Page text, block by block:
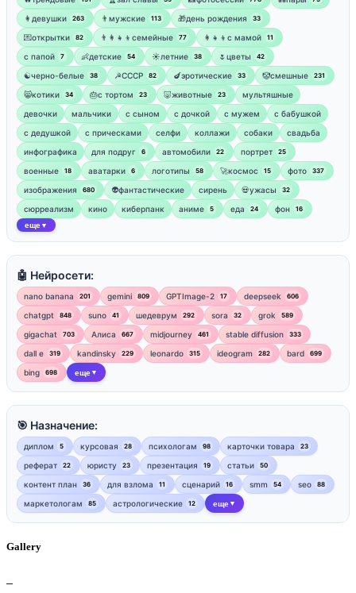
👩девушки 263 👨мужские 113 🎁день рождения 33
💌открытки 82 👨‍👩‍👧‍👦семейные 77 👩‍👧‍👦с мамой 11
‍с папой 7 👶детские 54 ☀️летние 38 🌷цветы 42
☯︎черно-белые 38 ☭СССР 82 🍆эротические 33 🤡смешные 231
😸котики 34 🎂с тортом 23 🐷животные 23
мультяшные
девочки
мальчики с сыном с дочкой с мужем
с бабушкой
с дедушкой
с прическами селфи коллажи собаки
свадьба
инфографика
для подруг 6 автомобили 22 портрет 25
военные 18 аватарки 6 логотипы 58 🚀космос 15 фото 337
изображения 680 👽фантастические сирень 💀ужасы 32
сюрреализм кино киберпанк аниме 5 еда 24 фон 16
еще ▼
🤖 Нейросети:
nano banana 201 gemini 809 GPTImage-2 17 deepseek 606
chatgpt 848 suno 41 шедеврум 292 sora 32 grok 589
gigachat 703 Алиса 667 midjourney 461 stable diffusion 333
dall e 319 kandinsky 229 leonardo 315 ideogram 282 bard 699
bing 698 еще ▼
🎯 Назначение:
диплом 5 курсовая 28 психологам 98 карточки товара 23
реферат 22 юристу 23 презентация 19 статьи 50
контент план 36 для взлома 11 сценарий 16 smm 54 seo 88
маркетологам 85 астрологические 12 еще ▼
Gallery